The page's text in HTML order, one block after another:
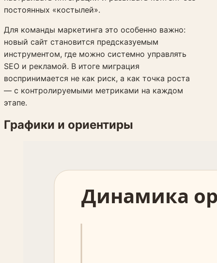
постоянных «костылей».
Для команды маркетинга это особенно важно:
новый сайт становится предсказуемым
инструментом, где можно системно управлять
SEO и рекламой. В итоге миграция
воспринимается не как риск, а как точка роста
— с контролируемыми метриками на каждом
этапе.
Графики и ориентиры